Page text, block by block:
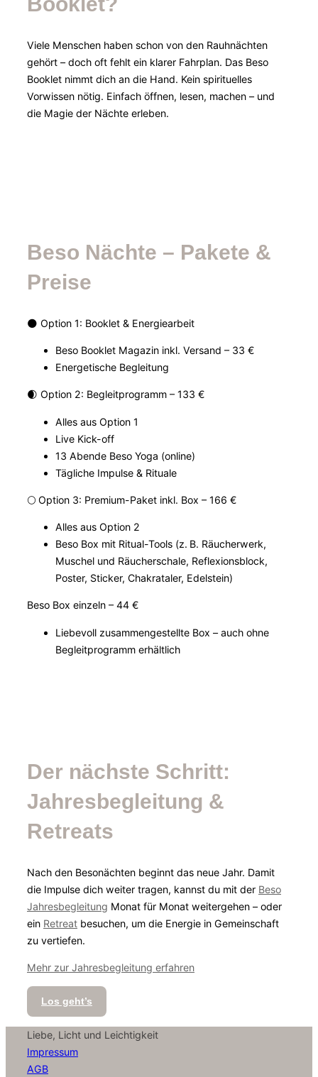
Viele Menschen haben schon von den Rauhnächten
gehört – doch oft fehlt ein klarer Fahrplan. Das Beso
Booklet nimmt dich an die Hand. Kein spirituelles
Vorwissen nötig. Einfach öffnen, lesen, machen – und
die Magie der Nächte erleben.
Beso Nächte – Pakete &
Preise
🌑 Option 1: Booklet & Energiearbeit
Beso Booklet Magazin inkl. Versand – 33 €
Energetische Begleitung
🌒 Option 2: Begleitprogramm – 133 €
Alles aus Option 1
Live Kick-off
13 Abende Beso Yoga (online)
Tägliche Impulse & Rituale
🌕 Option 3: Premium-Paket inkl. Box – 166 €
Alles aus Option 2
Beso Box mit Ritual-Tools (z. B. Räucherwerk,
Muschel und Räucherschale, Reflexionsblock,
Poster, Sticker, Chakrataler, Edelstein)
Beso Box einzeln – 44 €
Liebevoll zusammengestellte Box – auch ohne
Begleitprogramm erhältlich
Der nächste Schritt:
Jahresbegleitung &
Retreats
Nach den Besonächten beginnt das neue Jahr. Damit
die Impulse dich weiter tragen, kannst du mit der Beso
Jahresbegleitung Monat für Monat weitergehen – oder
ein Retreat besuchen, um die Energie in Gemeinschaft
zu vertiefen.
Mehr zur Jahresbegleitung erfahren
Los geht’s
Liebe, Licht und Leichtigkeit
Impressum
AGB